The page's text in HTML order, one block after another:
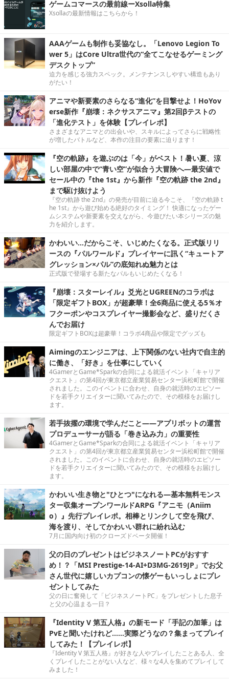
ゲームコマースの最前線ーXsolla特集
Xsollaの最新情報はこちらから！
AAAゲームも制作も妥協なし。「Lenovo Legion To
wer 5」はCore Ultra世代の“全てこなせるゲーミング
デスクトップ”
迫力を感じる強力スペック。メンテナンスしやすい構造もあり
がたい！
アニマや新要素のさらなる“進化”を目撃せよ！HoYov
erse新作『崩壊：ネクサスアニマ』第2回βテストの
「進化テスト」を体験【プレイレポ】
さまざまなアニマとの出会いや、スキルによってさらに戦略性
が増したバトルなど、本作の注目の要素に迫ります！
『空の軌跡』を遊ぶのは「今」がベスト！暑い夏、涼
しい部屋の中で“青い空”が似合う大冒険へ―最安値で
セール中の『the 1st』から新作『空の軌跡 the 2nd』
まで駆け抜けよう
『空の軌跡 the 2nd』の発売が目前に迫る今こそ、『空の軌跡 t
he 1st』から遊び始める絶好のタイミング！ 快適になったゲー
ムシステムや新要素を交えながら、今遊びたい本シリーズの魅
力を紹介します。
かわいい…だからこそ、いじめたくなる。正式版リリ
ースの『パルワールド』プレイヤーに訊く“キュートア
グレッション×パル”の底知れぬ魅力とは
正式版で登場する新たなパルもいじめたくなる！
『崩壊：スターレイル』爻光とUGREENのコラボは
「限定ギフトBOX」が超豪華！全6商品に使える5％オ
フクーポンやコスプレイヤー撮影会など、盛りだくさ
んでお届け
限定ギフトBOXは超豪華！コラボ4商品や限定でグッズも
Aimingのエンジニアは、上下関係のない社内で自主的
に働き、「好き」を仕事にしていく
4GamerとGame*Sparkの合同による就活イベント「キャリア
クエスト」の第4回が東京都立産業貿易センター浜松町館で開催
されました。このイベントに合わせ、自身の就活時のエピソー
ドを若手クリエイターに聞いてみたので、その模様をお届けし
ます。
若手抜擢の環境で学んだこと――アプリボットの運営
プロデューサーが語る「巻き込み力」の重要性
4GamerとGame*Sparkの合同による就活イベント「キャリア
クエスト」の第4回が東京都立産業貿易センター浜松町館で開催
されました。このイベントに合わせ、自身の就活時のエピソー
ドを若手クリエイターに聞いてみたので、その模様をお届けし
ます。
かわいい生き物と"ひとつ"になれる―基本無料モンス
ター収集オープンワールドARPG『アニモ（Aniim
o）』先行プレイレポ。相棒とリンクして空を飛び、
海を渡り、そしてかわいい群れに紛れ込む
7月に国内向け初のクローズドベータ開催！
父の日のプレゼントはビジネスノートPCがおすす
め！？「MSI Prestige-14-AI+D3MG-2619JP」でお父
さん世代に嬉しいカプコンの懐ゲーもいっしょにプレ
ゼントしてみた
父の日に奮発して「ビジネスノートPC」をプレゼントした息子
と父の心温まる一日？
『Identity V 第五人格』の新モード「手記の加筆」は
PvEと聞いたけれど……実際どうなの？集まってプレイ
してみた！【プレイレポ】
『Identity V 第五人格』が好きな人やプレイしたことある人、全
くプレイしたことがない人など、様々な4人を集めてプレイして
みました！